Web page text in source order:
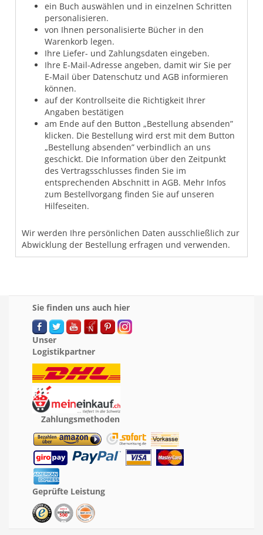
ein Buch auswählen und in einzelnen Schritten
personalisieren.
von Ihnen personalisierte Bücher in den
Warenkorb legen.
Ihre Liefer- und Zahlungsdaten eingeben.
Ihre E-Mail-Adresse angeben, damit wir Sie per
E-Mail über Datenschutz und AGB informieren
können.
auf der Kontrollseite die Richtigkeit Ihrer
Angaben bestätigen
am Ende auf den Button „Bestellung absenden”
klicken. Die Bestellung wird erst mit dem Button
„Bestellung absenden” verbindlich an uns
geschickt. Die Information über den Zeitpunkt
des Vertragsschlusses finden Sie im
entsprechenden Abschnitt in AGB. Mehr Infos
zum Bestellvorgang finden Sie auf unseren
Hilfeseiten.
Wir werden Ihre persönlichen Daten ausschließlich zur
Abwicklung der Bestellung erfragen und verwenden.
Sie finden uns auch hier
Unser
Logistikpartner
Zahlungsmethoden
Geprüfte Leistung